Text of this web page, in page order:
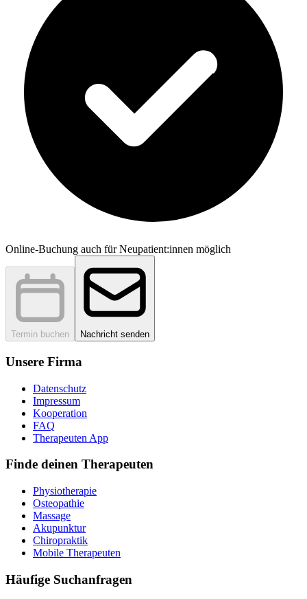
Online-Buchung auch für Neupatient:innen möglich
Termin buchen Nachricht senden
Unsere Firma
Datenschutz
Impressum
Kooperation
FAQ
Therapeuten App
Finde deinen Therapeuten
Physiotherapie
Osteopathie
Massage
Akupunktur
Chiropraktik
Mobile Therapeuten
Häufige Suchanfragen